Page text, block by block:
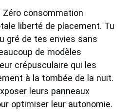
Zéro consommation
liberté de placement. Tu
gré de tes envies sans
de modèles
crépusculaire qui les
à la tombée de la nuit.
leurs panneaux
optimiser leur autonomie.